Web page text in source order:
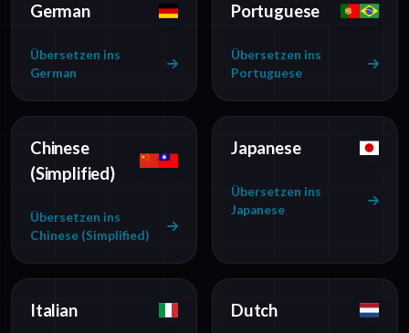
German
Übersetzen ins
German
Portuguese
Übersetzen ins
Portuguese
Chinese
(Simplified)
Übersetzen ins
Chinese (Simplified)
Japanese
Übersetzen ins
Japanese
Italian Dutch